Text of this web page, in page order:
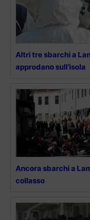
Altri tre sbarchi a
approdano sull’isola
Ancora sbarchi a
collasso